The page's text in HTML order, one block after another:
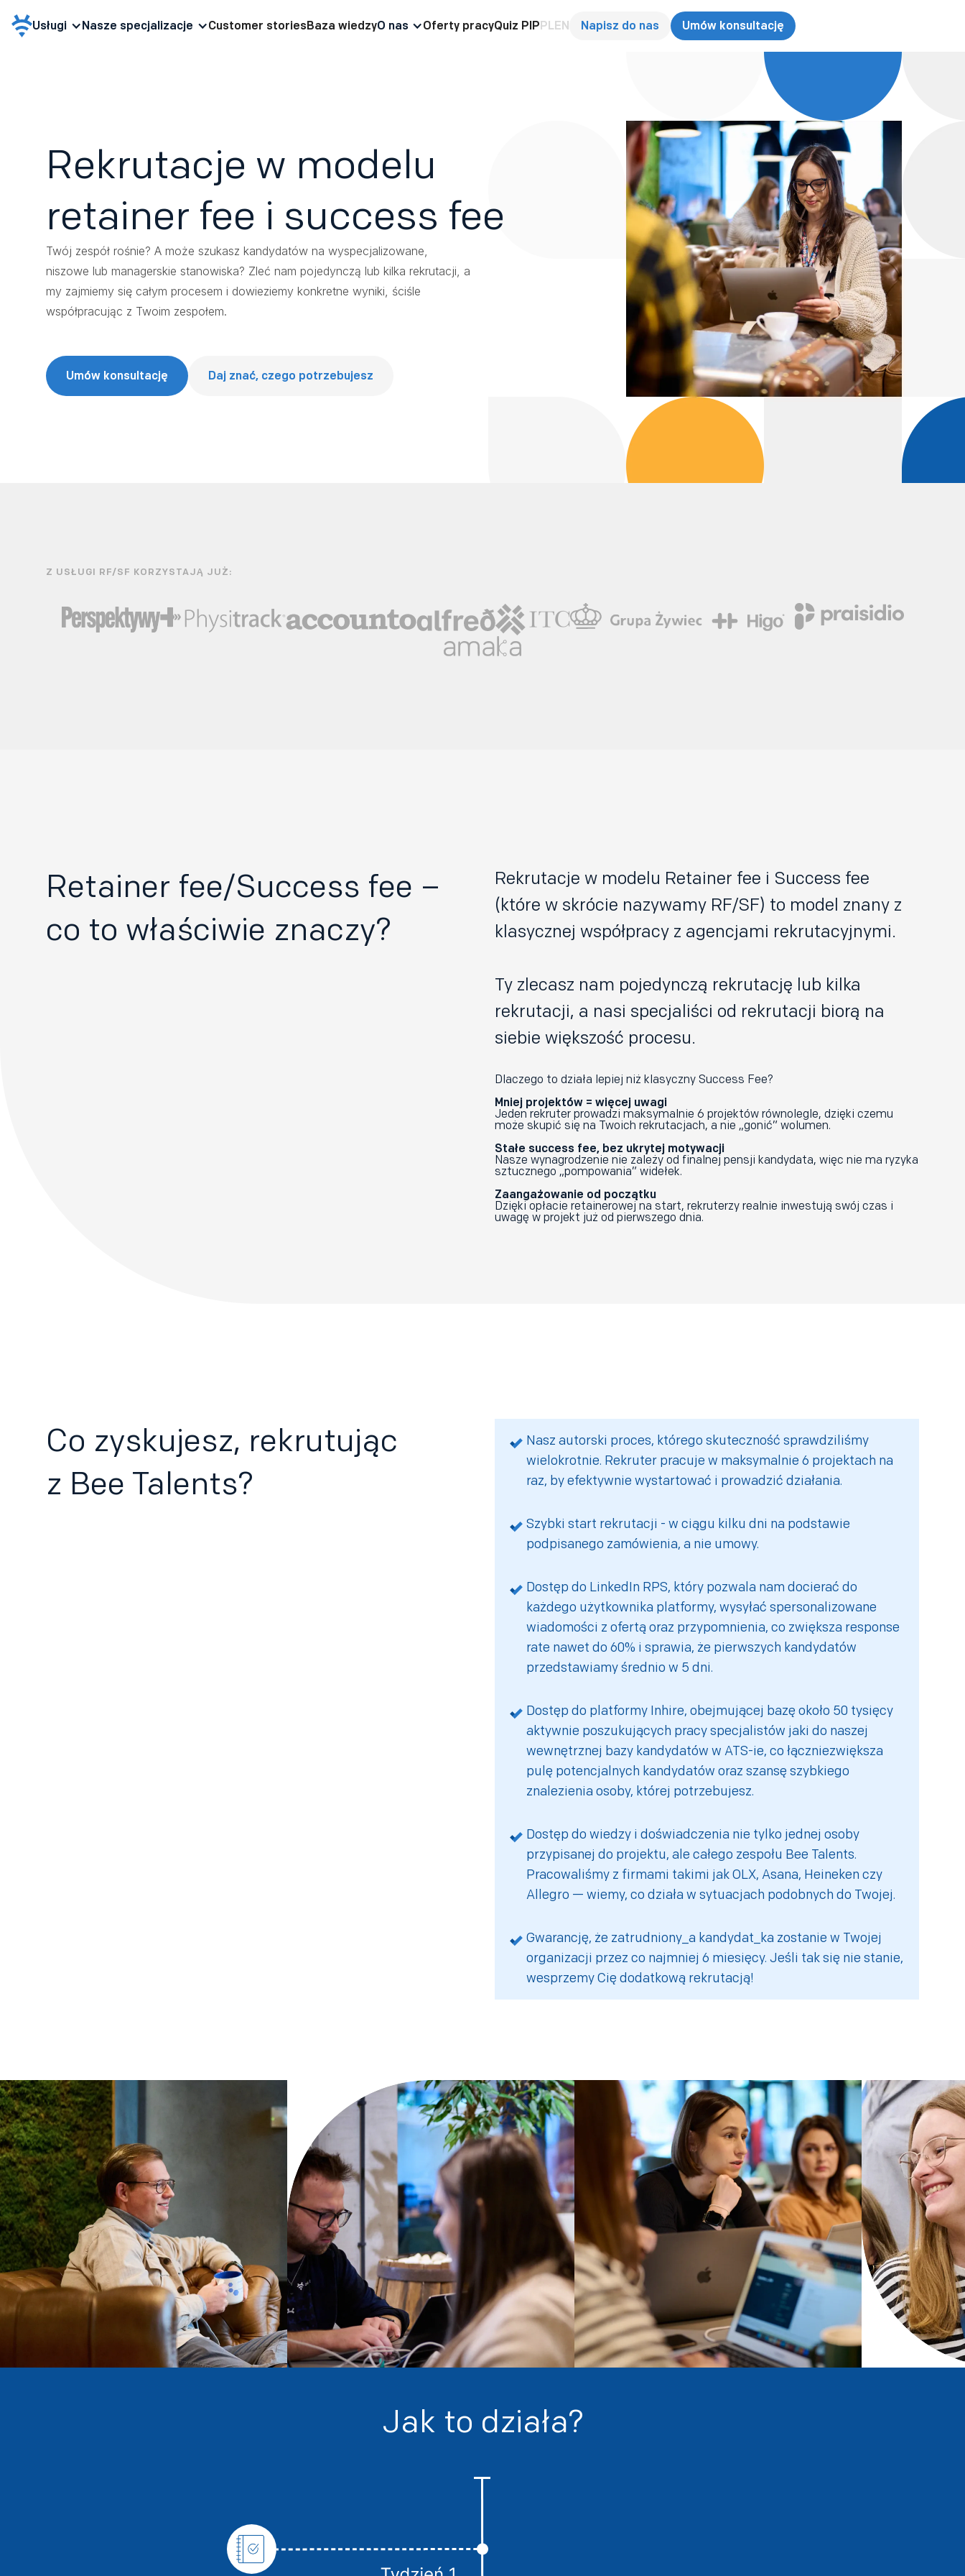
Usługi Nasze specjalizacje Customer storiesBaza wiedzyO nas Oferty pracyQuiz PIPPLEN Napisz do nas Umów konsultację
Rekrutacje w modelu
retainer fee i success fee
Twój zespół rośnie? A może szukasz kandydatów na wyspecjalizowane,
niszowe lub managerskie stanowiska? Zleć nam pojedynczą lub kilka rekrutacji, a
my zajmiemy się całym procesem i dowieziemy konkretne wyniki, ściśle
współpracując z Twoim zespołem.
Umów konsultację Daj znać, czego potrzebujesz
Z USŁUGI RF/SF KORZYSTAJĄ JUŻ:
Retainer fee/Success fee –
co to właściwie znaczy?
Rekrutacje w modelu Retainer fee i Success fee
(które w skrócie nazywamy RF/SF) to model znany z
klasycznej współpracy z agencjami rekrutacyjnymi.
Ty zlecasz nam pojedynczą rekrutację lub kilka
rekrutacji, a nasi specjaliści od rekrutacji biorą na
siebie większość procesu.
Dlaczego to działa lepiej niż klasyczny Success Fee?
Mniej projektów = więcej uwagi
Jeden rekruter prowadzi maksymalnie 6 projektów równolegle, dzięki czemu
może skupić się na Twoich rekrutacjach, a nie „gonić” wolumen.
Stałe success fee, bez ukrytej motywacji
Nasze wynagrodzenie nie zależy od finalnej pensji kandydata, więc nie ma ryzyka
sztucznego „pompowania” widełek.
Zaangażowanie od początku
Dzięki opłacie retainerowej na start, rekruterzy realnie inwestują swój czas i
uwagę w projekt już od pierwszego dnia.
Co zyskujesz, rekrutując
z Bee Talents?
Nasz autorski proces, którego skuteczność sprawdziliśmy
wielokrotnie. Rekruter pracuje w maksymalnie 6 projektach na
raz, by efektywnie wystartować i prowadzić działania.
Szybki start rekrutacji - w ciągu kilku dni na podstawie
podpisanego zamówienia, a nie umowy.
Dostęp do LinkedIn RPS, który pozwala nam docierać do
każdego użytkownika platformy, wysyłać spersonalizowane
wiadomości z ofertą oraz przypomnienia, co zwiększa response
rate nawet do 60% i sprawia, że pierwszych kandydatów
przedstawiamy średnio w 5 dni.
Dostęp do platformy Inhire, obejmującej bazę około 50 tysięcy
aktywnie poszukujących pracy specjalistów jaki do naszej
wewnętrznej bazy kandydatów w ATS-ie, co łączniezwiększa
pulę potencjalnych kandydatów oraz szansę szybkiego
znalezienia osoby, której potrzebujesz.
Dostęp do wiedzy i doświadczenia nie tylko jednej osoby
przypisanej do projektu, ale całego zespołu Bee Talents.
Pracowaliśmy z firmami takimi jak OLX, Asana, Heineken czy
Allegro — wiemy, co działa w sytuacjach podobnych do Twojej.
Gwarancję, że zatrudniony_a kandydat_ka zostanie w Twojej
organizacji przez co najmniej 6 miesięcy. Jeśli tak się nie stanie,
wesprzemy Cię dodatkową rekrutacją!
Jak to działa?